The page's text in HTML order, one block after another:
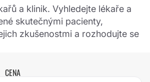
a klinik. Vyhledejte lékaře a
skutečnými pacienty,
zkušenostmi a rozhodujte se
CENA